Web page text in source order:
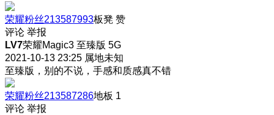
荣耀粉丝213587993板凳 赞
评论 举报
LV7荣耀Magic3 至臻版 5G
2021-10-13 23:25 属地未知
至臻版，别的不说，手感和质感真不错
荣耀粉丝213587286地板 1
评论 举报